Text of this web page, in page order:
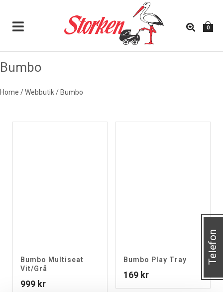
0
Bumbo
Home /Webbutik/ Bumbo
Bumbo Multiseat
Vit/Grå
999 kr
Bumbo Play Tray
169 kr
Telefon